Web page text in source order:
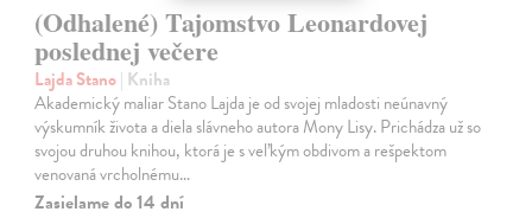
(Odhalené) Tajomstvo Leonardovej
poslednej večere
Lajda Stano| Kniha
Akademický maliar Stano Lajda je od svojej mladosti neúnavný
výskumník života a diela slávneho autora Mony Lisy. Prichádza už so
svojou druhou knihou, ktorá je s veľkým obdivom a rešpektom
venovaná vrcholnému…
Zasielame do 14 dní